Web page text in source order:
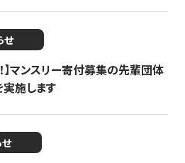
せ
】マンスリー寄付募集の先輩団体
施します